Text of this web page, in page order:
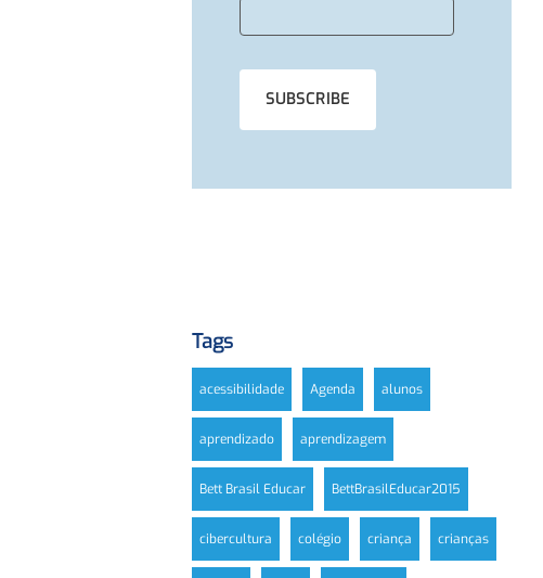
Tags
acessibilidade Agenda alunos
aprendizado aprendizagem
Bett Brasil Educar BettBrasilEducar2015
cibercultura colégio criança crianças